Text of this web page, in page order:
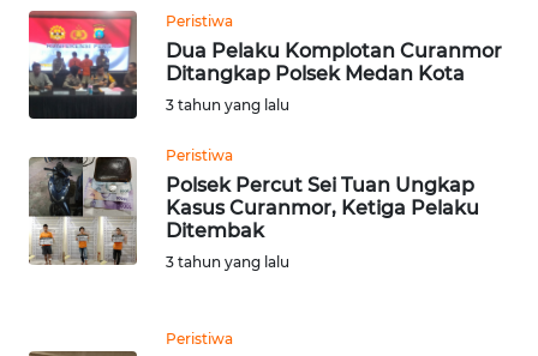
Peristiwa
Dua Pelaku Komplotan Curanmor
Ditangkap Polsek Medan Kota
3 tahun yang lalu
Peristiwa
Polsek Percut Sei Tuan Ungkap
Kasus Curanmor, Ketiga Pelaku
Ditembak
3 tahun yang lalu
Peristiwa
WN
BEKASI
BOGOR
WN
DEPOK